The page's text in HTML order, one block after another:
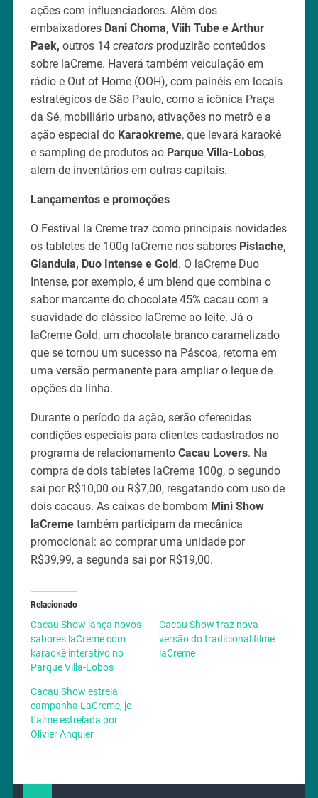
ações com influenciadores. Além dos
embaixadores Dani Choma, Viih Tube e Arthur
Paek, outros 14creatorsproduzirão conteúdos
sobre laCreme. Haverá também veiculação em
rádio e Out of Home (OOH), com painéis em locais
estratégicos de São Paulo, como a icônica Praça
da Sé, mobiliário urbano, ativações no metrô e a
ação especial do Karaokreme, que levará karaokê
e sampling de produtos ao Parque Villa-Lobos,
além de inventários em outras capitais.
Lançamentos e promoções
O Festival la Creme traz como principais novidades
os tabletes de 100g laCreme nos sabores Pistache,
Gianduia, Duo Intense e Gold. O laCreme Duo
Intense, por exemplo, é um blend que combina o
sabor marcante do chocolate 45% cacau com a
suavidade do clássico laCreme ao leite. Já o
laCreme Gold, um chocolate branco caramelizado
que se tornou um sucesso na Páscoa, retorna em
uma versão permanente para ampliar o leque de
opções da linha.
Durante o período da ação, serão oferecidas
condições especiais para clientes cadastrados no
programa de relacionamento Cacau Lovers. Na
compra de dois tabletes laCreme 100g, o segundo
sai por R$10,00 ou R$7,00, resgatando com uso de
dois cacaus. As caixas de bombom Mini Show
laCremetambém participam da mecânica
promocional: ao comprar uma unidade por
R$39,99, a segunda sai por R$19,00.
Relacionado
Cacau Show lança novos
sabores laCreme com
karaokê interativo no
Parque Villa-Lobos
Cacau Show traz nova
versão do tradicional filme
laCreme
Cacau Show estreia
campanha LaCreme, je
t’aime estrelada por
Olivier Anquier